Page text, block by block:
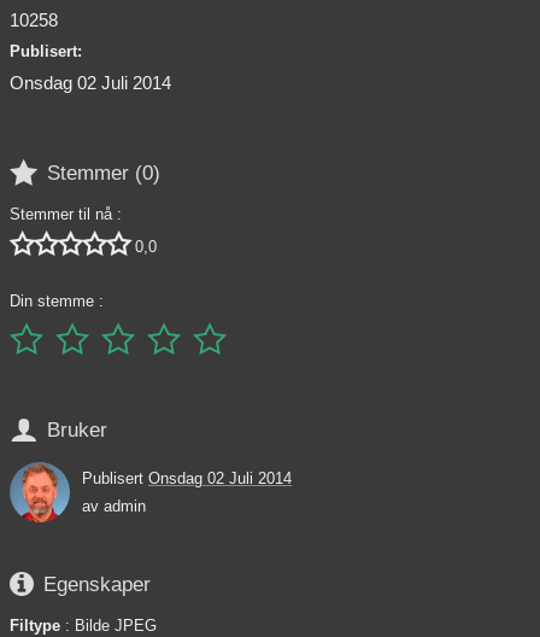
10258
Publisert:
Onsdag 02 Juli 2014
 Stemmer (0)
Stemmer til nå :
 0,0
Din stemme :
    
 Bruker
Publisert Onsdag 02 Juli 2014
av admin
 Egenskaper
Filtype : Bilde JPEG